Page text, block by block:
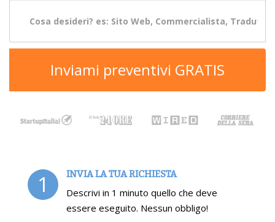
Inviami preventivi GRATIS
1 INVIA LA TUA RICHIESTA
Descrivi in 1 minuto quello che deve
essere eseguito. Nessun obbligo!